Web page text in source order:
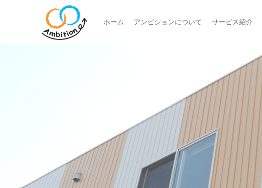
ホーム アンビションについて サービス紹介